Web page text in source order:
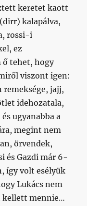
keretet kaott
kalapálva,
rossi-i
ez
ő tehet, hogy
viszont igen:
remeksége, jajj,
idehozatala,
ugyanabba a
megint nem
örvendek,
és Gazdi már 6-
így volt esélyük
Lukács nem
kellett mennie…